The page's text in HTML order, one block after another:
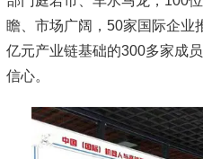
瞻、市场广阔，50家国际企业
亿元产业链基础的300多家成
信心。